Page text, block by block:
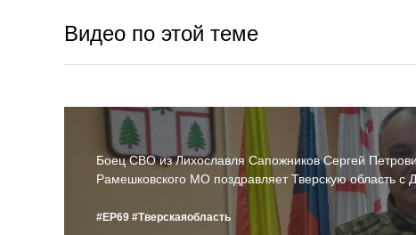
Видео по этой теме
Боец СВО из Лихославля Сапожников Сергей
Рамешковского МО поздравляет Тверскую область
#ЕР69 #Тверскаяобласть